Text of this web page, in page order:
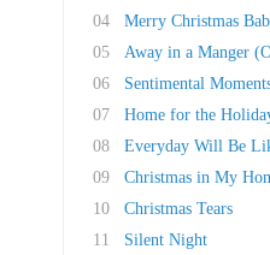
04
Merry Christmas
05
Away in a Manger
06
Sentimental
07
Home for the
08
Everyday Will Be
09
Christmas in My
10
Christmas Tears
11
Silent Night